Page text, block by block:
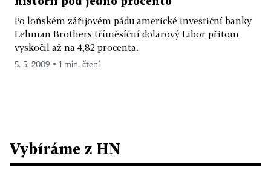
Po loňském zářijovém pádu americké investiční banky
Lehman Brothers tříměsíční dolarový Libor přitom
vyskočil až na 4,82 procenta.
5. 5. 2009 ▪ 1 min. čtení
Vybíráme z HN